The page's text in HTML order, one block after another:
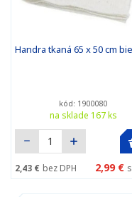
Handra tkaná 65 x 50 cm
kód: 1900080
na sklade 167 ks
2,43 € bez DPH 2,99 €